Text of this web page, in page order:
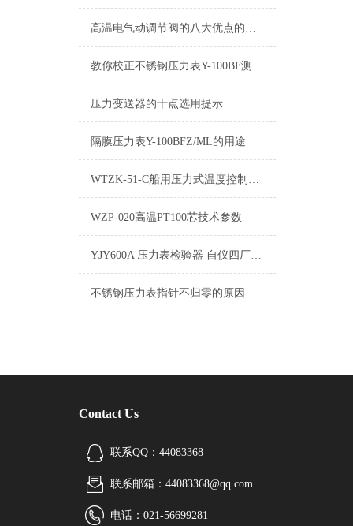
高温电气动调节阀的八大优点的详细介绍说明.
教你校正不锈钢压力表Y-100BF测量误差的几个小技巧
压力变送器的十点选用提示
隔膜压力表Y-100BFZ/ML的用途
WTZK-51-C船用压力式温度控制器 上海自动化仪表四厂
WZP-020高温PT100芯技术参数
YJY600A 压力表检验器 自仪四厂 上海自动化仪表四厂
不锈钢压力表指针不归零的原因
Contact Us
联系QQ：44083368
联系邮箱：44083368@qq.com
电话：021-56699281